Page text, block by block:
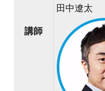
講師
田中遼太